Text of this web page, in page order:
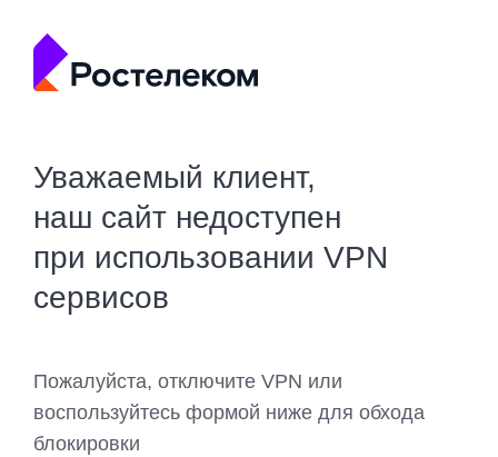
Уважаемый клиент,
наш сайт недоступен
при использовании VPN
сервисов
Пожалуйста, отключите VPN или
воспользуйтесь формой ниже для обхода
блокировки